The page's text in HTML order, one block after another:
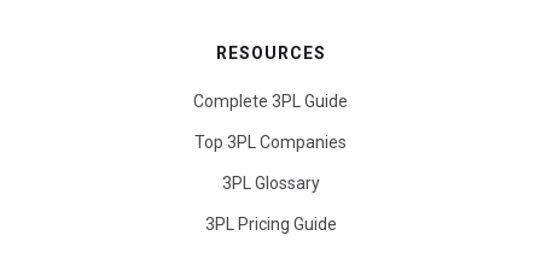
RESOURCES
Complete 3PL Guide
Top 3PL Companies
3PL Glossary
3PL Pricing Guide